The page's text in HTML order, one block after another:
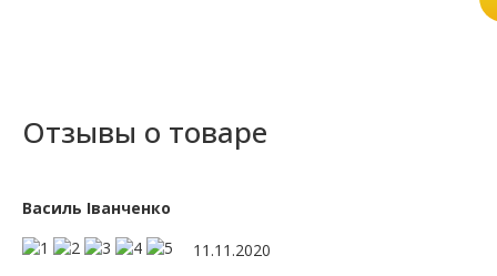
Отзывы о товаре
Василь Іванченко
11.11.2020